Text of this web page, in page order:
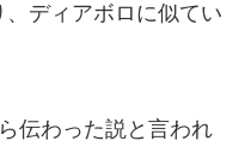
ディアボロに似てい
伝わった説と言われ